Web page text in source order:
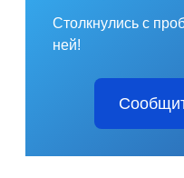
Столкнулись с
ней!